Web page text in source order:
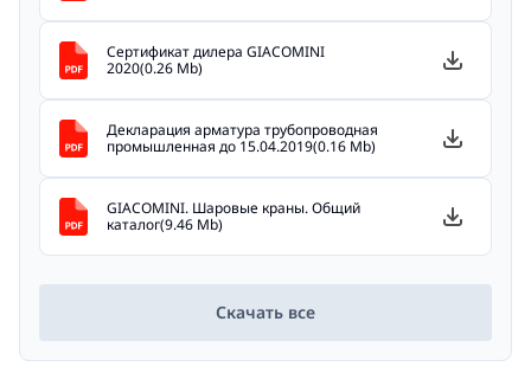
Сертификат дилера GIACOMINI
2020(0.26 Mb)
Декларация арматура трубопроводная
промышленная до 15.04.2019(0.16 Mb)
GIACOMINI. Шаровые краны. Общий
каталог(9.46 Mb)
Скачать все